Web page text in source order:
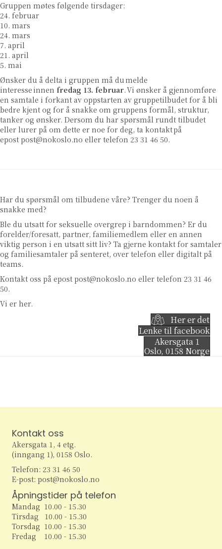
Gruppen møtes følgende tirsdager:
24. februar
10. mars
24. mars
7. april
21. april
5. mai
Ønsker du å delta i gruppen må du melde
interesse innen fredag 13. februar. Vi ønsker å gjennomføre
en samtale i forkant av oppstarten av gruppetilbudet for å bli
bedre kjent og for å snakke om gruppens formål, struktur,
tanker og ønsker. Dersom du har spørsmål rundt tilbudet
eller lurer på om dette er noe for deg, ta kontakt på
epost post@nokoslo.no eller telefon 23 31 46 50.
Har du spørsmål om tilbudene våre? Trenger du noen å
snakke med?
Ble du utsatt for seksuelle overgrep i barndommen? Er du
forelder/foresatt, partner, familiemedlem eller en annen
viktig person i en utsatt sitt liv? Ta gjerne kontakt for samtaler
og familiesamtaler på senteret, over telefon eller digitalt på
teams.
Kontakt oss på epost post@nokoslo.no eller telefon 23 31 46
50.
Vi er her.
Her er det
Lenke til facebook
Akersgata 1
Oslo, 0158 Norge
Kontakt oss
Akersgata 1, 4 etg.
(inngang 1), 0158 Oslo.
Telefon: 23 31 46 50
E-post: post@nokoslo.no
Åpningstider på telefon
Mandag 10.00 - 15.30
Tirsdag 10.00 - 15.30
Torsdag 10.00 - 15.30
Fredag 10.00 - 15.30